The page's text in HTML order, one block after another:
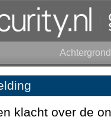
Achtergrond
klacht over de